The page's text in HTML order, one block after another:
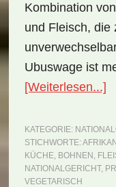
Kombination
und Fleisch, die
Ubuswage ist
[Weiterlesen...]
KATEGORIE:
STICHWORTE:
KÜCHE, BOHNEN ,
NATIONALGERICHT,
VEGETARISCH